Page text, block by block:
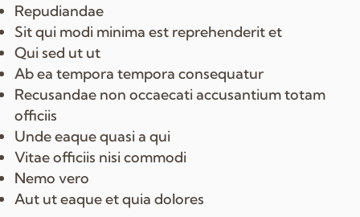
Repudiandae
Sit qui modi minima est reprehenderit et
Qui sed ut ut
Ab ea tempora tempora consequatur
Recusandae non occaecati accusantium totam
officiis
Unde eaque quasi a qui
Vitae officiis nisi commodi
Nemo vero
Aut ut eaque et quia dolores